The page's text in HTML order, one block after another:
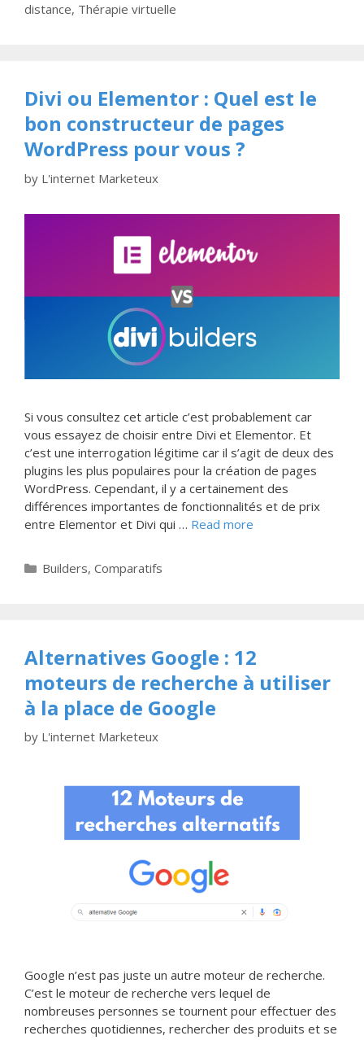
distance, Thérapie virtuelle
Divi ou Elementor : Quel est le
bon constructeur de pages
WordPress pour vous ?
by L'internet Marketeux
Si vous consultez cet article c’est probablement car
vous essayez de choisir entre Divi et Elementor. Et
c’est une interrogation légitime car il s’agit de deux des
plugins les plus populaires pour la création de pages
WordPress. Cependant, il y a certainement des
différences importantes de fonctionnalités et de prix
entre Elementor et Divi qui … Read more
Categories
Builders, Comparatifs
Alternatives Google : 12
moteurs de recherche à utiliser
à la place de Google
by L'internet Marketeux
Google n’est pas juste un autre moteur de recherche.
C’est le moteur de recherche vers lequel de
nombreuses personnes se tournent pour effectuer des
recherches quotidiennes, rechercher des produits et se